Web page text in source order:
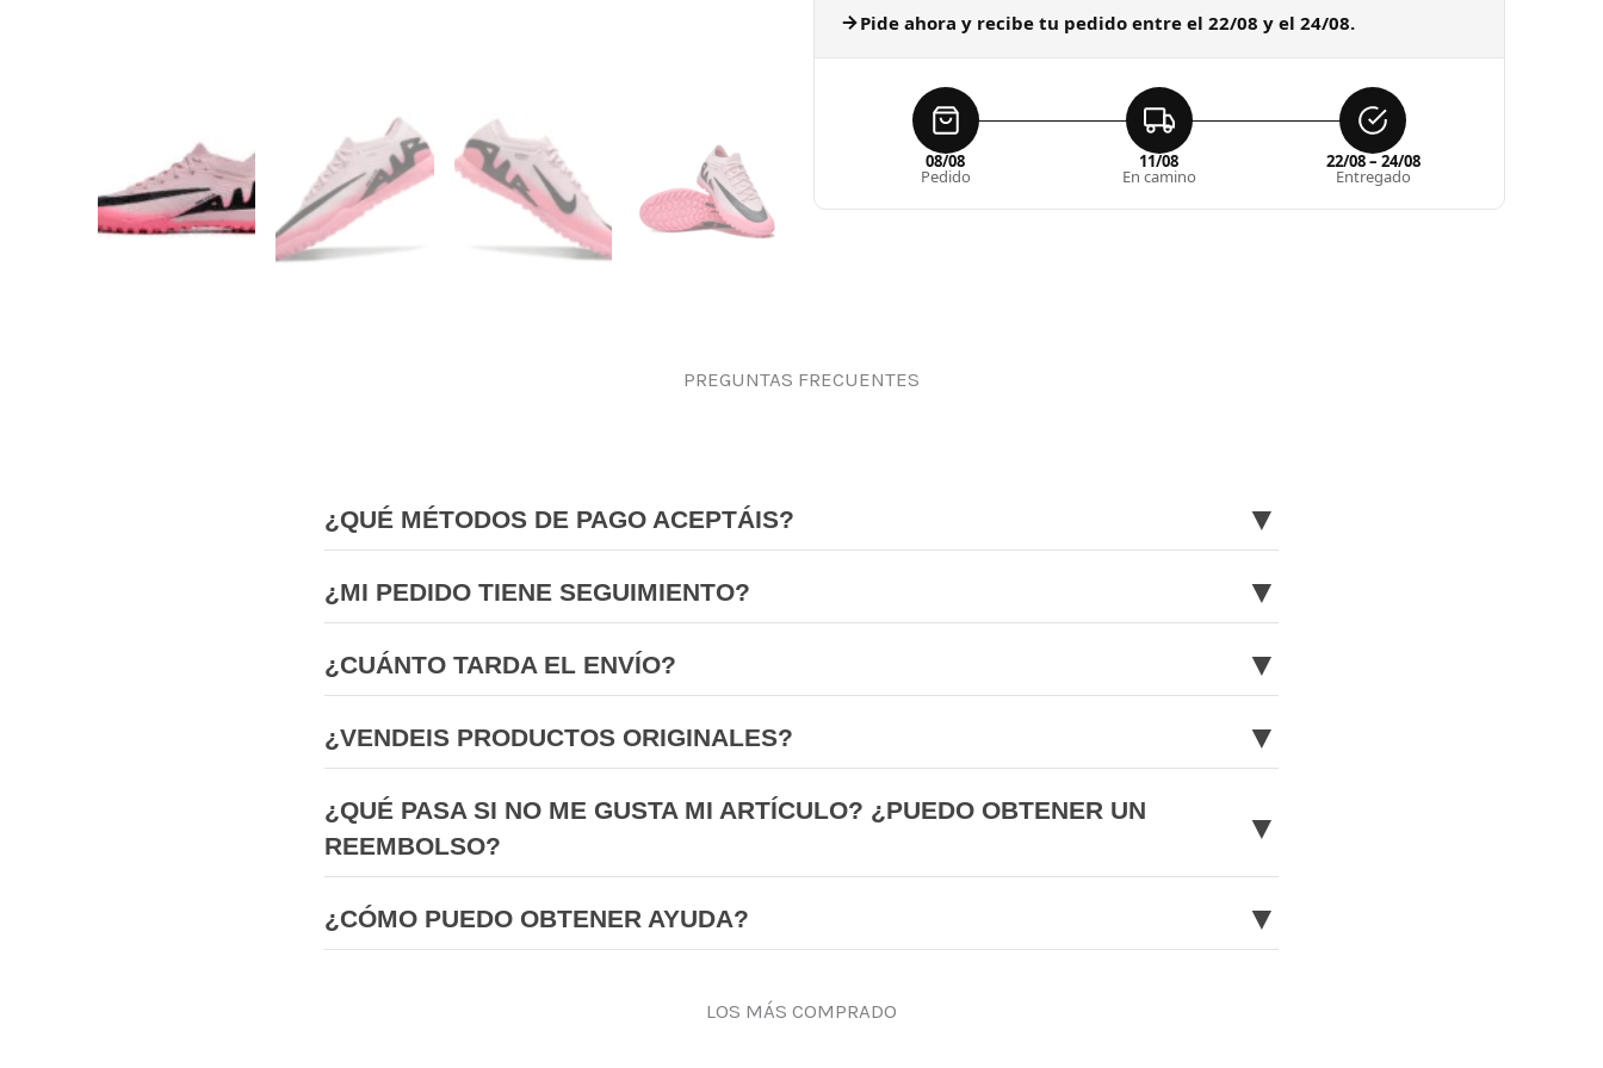
Pide ahora y recibe tu pedido entre el 22/08 y el 24/08.
08/08
Pedido
11/08
En camino
22/08 – 24/08
Entregado
PREGUNTAS FRECUENTES
¿QUÉ MÉTODOS DE PAGO ACEPTÁIS? ▼
¿MI PEDIDO TIENE SEGUIMIENTO? ▼
¿CUÁNTO TARDA EL ENVÍO? ▼
¿VENDEIS PRODUCTOS ORIGINALES? ▼
¿QUÉ PASA SI NO ME GUSTA MI ARTÍCULO? ¿PUEDO OBTENER UN
REEMBOLSO?
▼
¿CÓMO PUEDO OBTENER AYUDA? ▼
LOS MÁS COMPRADO